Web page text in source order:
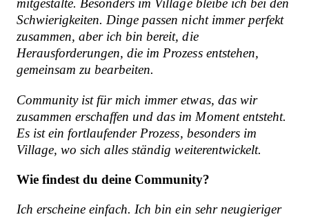
mitgestalte. Besonders im Village bleibe ich bei den
Schwierigkeiten. Dinge passen nicht immer perfekt
zusammen, aber ich bin bereit, die
Herausforderungen, die im Prozess entstehen,
gemeinsam zu bearbeiten.
Community ist für mich immer etwas, das wir
zusammen erschaffen und das im Moment entsteht.
Es ist ein fortlaufender Prozess, besonders im
Village, wo sich alles ständig weiterentwickelt.
Wie findest du deine Community?
Ich erscheine einfach. Ich bin ein sehr neugieriger